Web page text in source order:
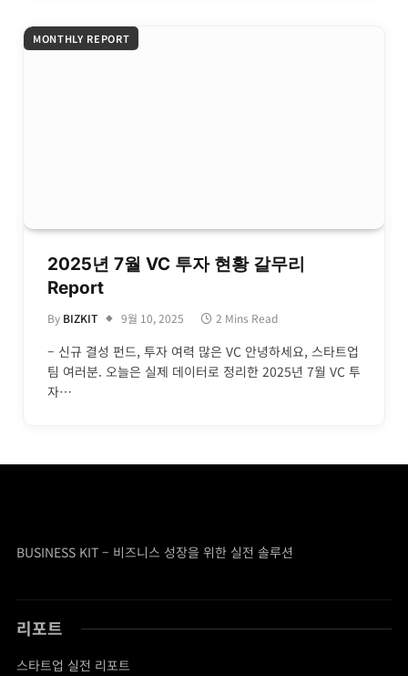
MONTHLY REPORT
2025년 7월 VC 투자 현황 갈무리
Report
By BIZKIT 9월 10, 2025 2 Mins Read
– 신규 결성 펀드, 투자 여력 많은 VC 안녕하세요, 스타트업
팀 여러분. 오늘은 실제 데이터로 정리한 2025년 7월 VC 투
자…
BUSINESS KIT – 비즈니스 성장을 위한 실전 솔루션
리포트
스타트업 실전 리포트